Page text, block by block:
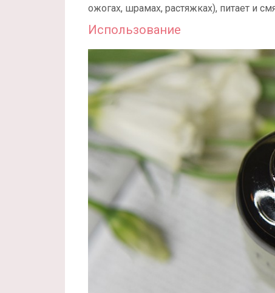
ожогах, шрамах, растяжках), питает и
Использование